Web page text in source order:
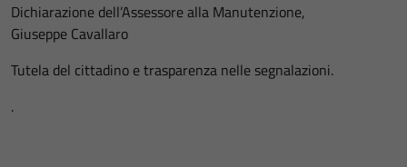
Dichiarazione dell’Assessore alla Manutenzione,
Giuseppe Cavallaro
Tutela del cittadino e trasparenza nelle segnalazioni.
.